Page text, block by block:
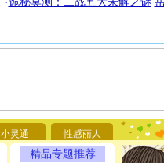
小灵通 性感丽人
精品专题推荐
能正大
都要快乐
[圣诞节]